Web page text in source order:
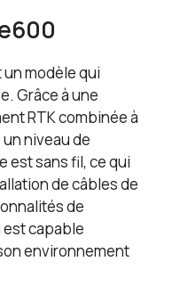
un modèle qui
Grâce à une
RTK combinée à
niveau de
est sans fil, ce qui
de câbles de
de
capable
environnement